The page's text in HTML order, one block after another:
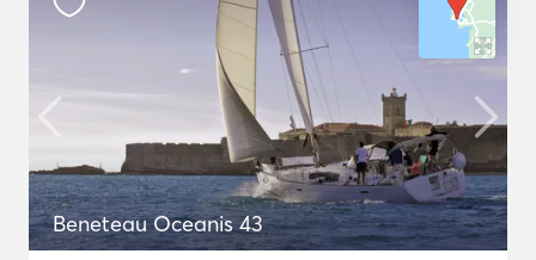
Beneteau Oceanis 43